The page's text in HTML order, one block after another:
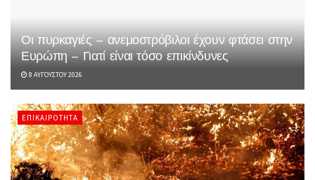
Οι πυρκαγιές – ανεμοστρόβιλοι έχουν φτάσει στην
Ευρώπη – Γιατί είναι τόσο επικίνδυνες
8 ΑΥΓΟΎΣΤΟΥ 2026
ΕΠΙΚΑΙΡΌΤΗΤΑ